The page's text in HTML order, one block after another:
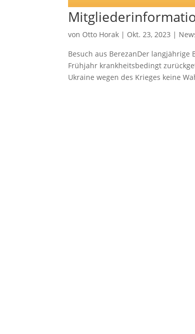
von Otto Horak | Okt. 23, 2023 |
Besuch aus BerezanDer
Frühjahr krankheitsbedingt
Ukraine wegen des Krieges keine